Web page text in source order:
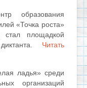
образования
«Точка роста»
площадкой
Читать
ладья» среди
организаций